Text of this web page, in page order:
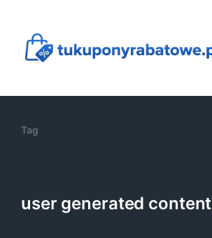
Tag
user generated content